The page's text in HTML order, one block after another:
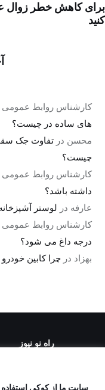
برای کاهش خطر زوال
کنید
کارشناس روابط عمومی
های ساده در چیست؟
محسن درتفاوت جک
چیست؟
کارشناس روابط عمومی
داشته باشد؟
عارفه در لوستر
کارشناس روابط عمومی
درجه داغ می شود؟
بهزاد درچرا کابین خودرو در
راه نو نیوز
سایت ما از کوکی استفاده